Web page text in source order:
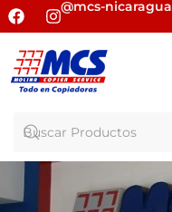
@mcs-nicaragua